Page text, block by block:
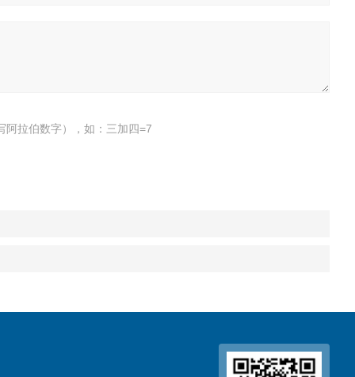
阿拉伯数字），如：三加四=7